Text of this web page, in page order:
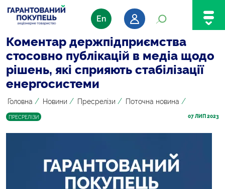
En
Коментар держпідприємства
стосовно публікацій в медіа щодо
рішень, які сприяють стабілізації
енергосистеми
Головна / Новини / Пресрелізи / Поточна новина /
ПРЕСРЕЛІЗИ 07 ЛИП 2023